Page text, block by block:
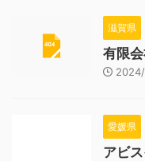
滋賀県
有限
愛媛県
アビ